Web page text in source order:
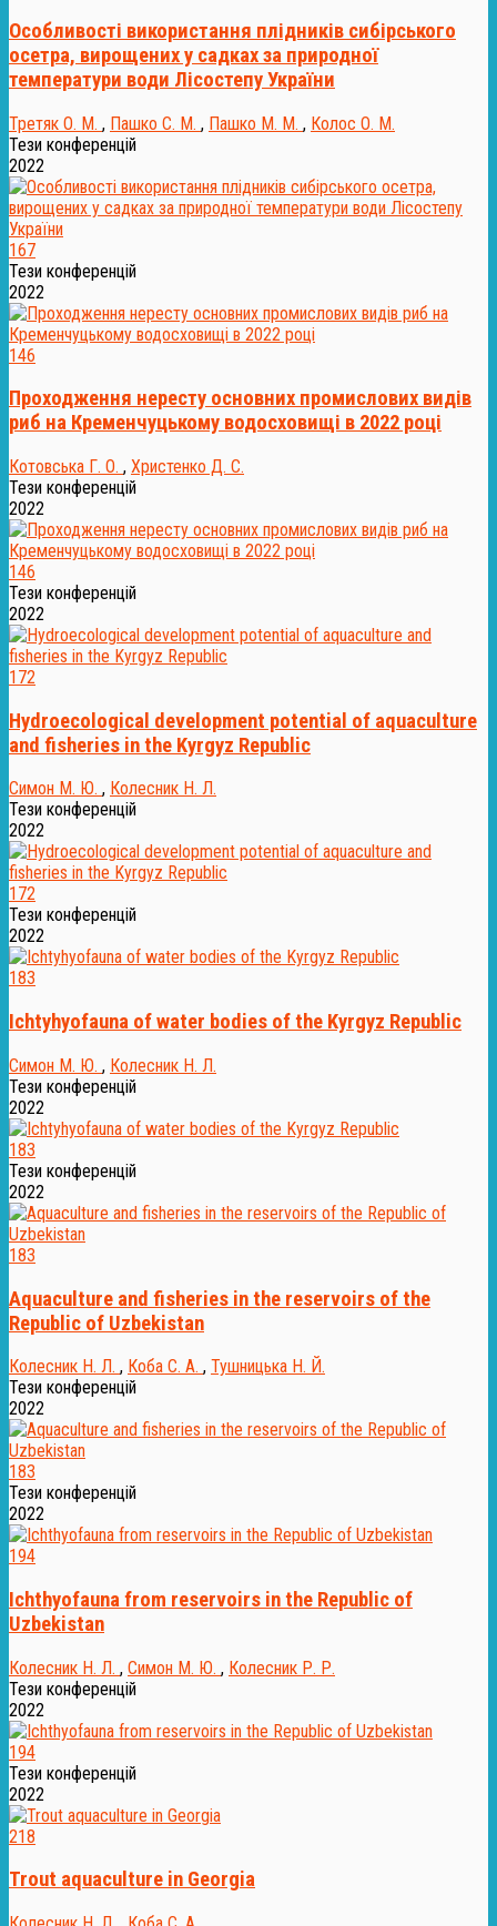
Особливості використання плідників сибірського
осетра, вирощених у садках за природної
температури води Лісостепу України
Третяк О. М. , Пашко С. М. , Пашко М. М. , Колос О. М.
Тези конференцій
2022
167
Тези конференцій
2022
146
Проходження нересту основних промислових видів
риб на Кременчуцькому водосховищі в 2022 році
Котовська Г. О. , Христенко Д. С.
Тези конференцій
2022
146
Тези конференцій
2022
172
Hydroecological development potential of aquaculture
and fisheries in the Kyrgyz Republic
Симон М. Ю. , Колесник Н. Л.
Тези конференцій
2022
172
Тези конференцій
2022
183
Ichtyhyofauna of water bodies of the Kyrgyz Republic
Симон М. Ю. , Колесник Н. Л.
Тези конференцій
2022
183
Тези конференцій
2022
183
Aquaculture and fisheries in the reservoirs of the
Republic of Uzbekistan
Колесник Н. Л. , Коба С. А. , Тушницька Н. Й.
Тези конференцій
2022
183
Тези конференцій
2022
194
Ichthyofauna from reservoirs in the Republic of
Uzbekistan
Колесник Н. Л. , Симон М. Ю. , Колесник Р. Р.
Тези конференцій
2022
194
Тези конференцій
2022
218
Trout aquaculture in Georgia